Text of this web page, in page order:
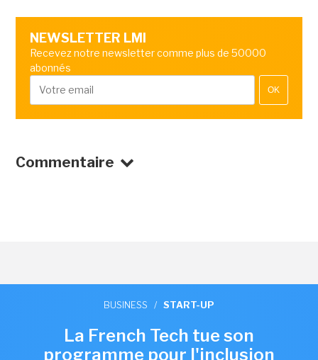
NEWSLETTER LMI
Recevez notre newsletter comme plus de 50000
abonnés
OK
Commentaire
BUSINESS / START-UP
La French Tech tue son
programme pour l'inclusion